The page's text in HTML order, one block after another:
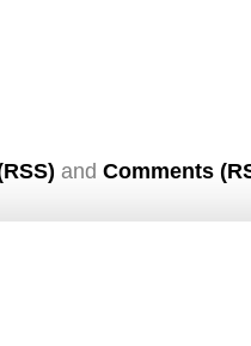
and Comments